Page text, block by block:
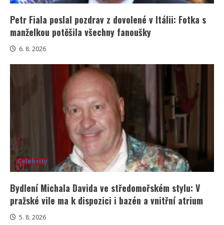
Petr Fiala poslal pozdrav z dovolené v Itálii: Fotka s
manželkou potěšila všechny fanoušky
6. 8. 2026
Celebrity
Bydlení Michala Davida ve středomořském stylu: V
pražské vile ma k dispozici i bazén a vnitřní atrium
5. 8. 2026